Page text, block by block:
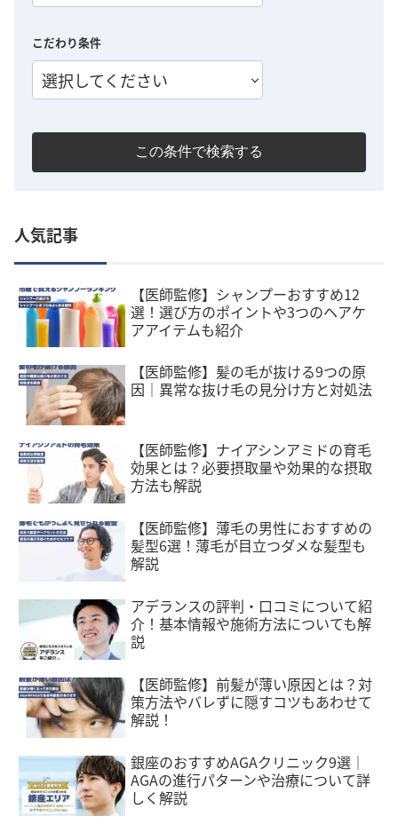
こだわり条件
選択してください
この条件で検索する
人気記事
【医師監修】シャンプーおすすめ12
選！選び方のポイントや3つのヘアケ
アアイテムも紹介
【医師監修】髪の毛が抜ける9つの原
因｜異常な抜け毛の見分け方と対処法
【医師監修】ナイアシンアミドの育毛
効果とは？必要摂取量や効果的な摂取
方法も解説
【医師監修】薄毛の男性におすすめの
髪型6選！薄毛が目立つダメな髪型も
解説
アデランスの評判・口コミについて紹
介！基本情報や施術方法についても解
説
【医師監修】前髪が薄い原因とは？対
策方法やバレずに隠すコツもあわせて
解説！
銀座のおすすめAGAクリニック9選｜
AGAの進行パターンや治療について詳
しく解説